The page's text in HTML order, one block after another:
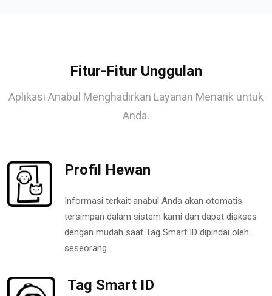
Fitur-Fitur Unggulan
Aplikasi Anabul Menghadirkan Layanan Menarik untuk
Anda.
Profil Hewan
Informasi terkait anabul Anda akan otomatis
tersimpan dalam sistem kami dan dapat diakses
dengan mudah saat Tag Smart ID dipindai oleh
seseorang.
Tag Smart ID